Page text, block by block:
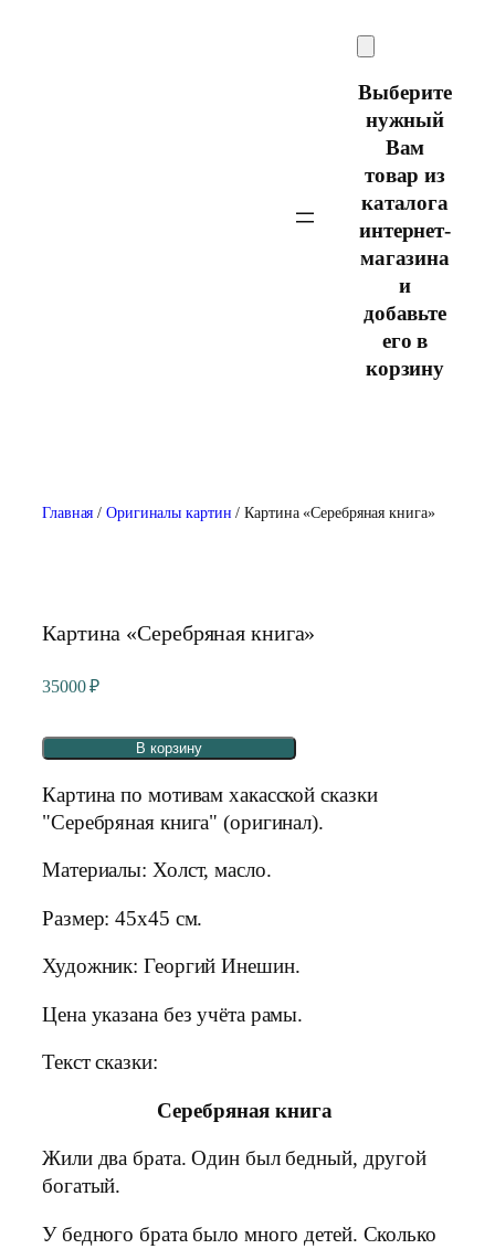
Выберите
нужный
Вам
товар из
каталога
интернет-
магазина
и
добавьте
его в
корзину
Главная /Оригиналы картин / Картина «Серебряная книга»
Картина «Серебряная книга»
35000₽
В корзину
Картина по мотивам хакасской сказки
"Серебряная книга" (оригинал).
Материалы: Холст, масло.
Размер: 45х45 см.
Художник: Георгий Инешин.
Цена указана без учёта рамы.
Текст сказки:
Серебряная книга
Жили два брата. Один был бедный, другой
богатый.
У бедного брата было много детей. Сколько